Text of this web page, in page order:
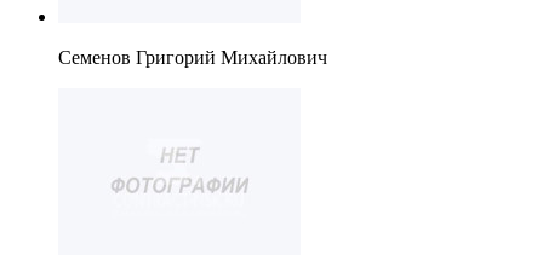
Семенов Григорий Михайлович